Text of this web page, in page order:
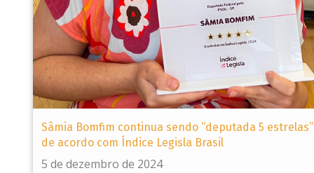
Sâmia Bomfim continua sendo “deputada 5 estrelas”
de acordo com Índice Legisla Brasil
5 de dezembro de 2024